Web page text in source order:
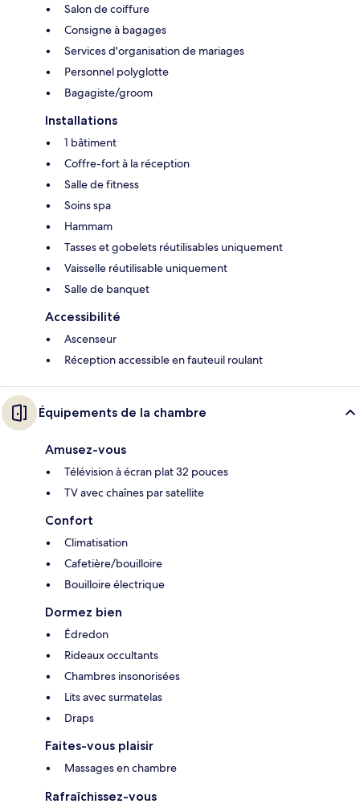
Salon de coiffure
Consigne à bagages
Services d'organisation de mariages
Personnel polyglotte
Bagagiste/groom
Installations
1 bâtiment
Coffre-fort à la réception
Salle de fitness
Soins spa
Hammam
Tasses et gobelets réutilisables uniquement
Vaisselle réutilisable uniquement
Salle de banquet
Accessibilité
Ascenseur
Réception accessible en fauteuil roulant
Équipements de la chambre
Amusez-vous
Télévision à écran plat 32 pouces
TV avec chaînes par satellite
Confort
Climatisation
Cafetière/bouilloire
Bouilloire électrique
Dormez bien
Édredon
Rideaux occultants
Chambres insonorisées
Lits avec surmatelas
Draps
Faites-vous plaisir
Massages en chambre
Rafraîchissez-vous